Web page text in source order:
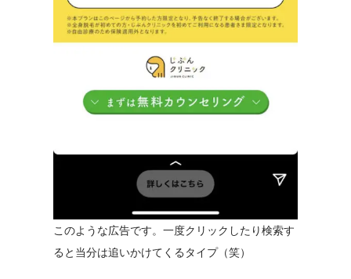
このような広告です。一度クリックしたり検索す
ると当分は追いかけてくるタイプ（笑）